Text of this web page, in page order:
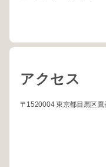
アクセス
〒1520004 東京都目黒区